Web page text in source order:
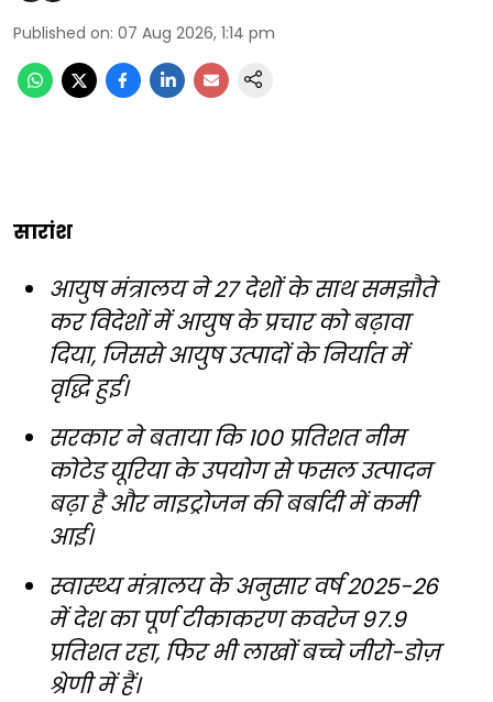
Published on: 07 Aug 2026, 1:14 pm
सारांश
आयुष मंत्रालय ने 27 देशों के साथ समझौते
कर विदेशों में आयुष के प्रचार को बढ़ावा
दिया, जिससे आयुष उत्पादों के निर्यात में
वृद्धि हुई।
सरकार ने बताया कि 100 प्रतिशत नीम
कोटेड यूरिया के उपयोग से फसल उत्पादन
बढ़ा है और नाइट्रोजन की बर्बादी में कमी
आई।
स्वास्थ्य मंत्रालय के अनुसार वर्ष 2025-26
में देश का पूर्ण टीकाकरण कवरेज 97.9
प्रतिशत रहा, फिर भी लाखों बच्चे जीरो-डोज़
श्रेणी में हैं।